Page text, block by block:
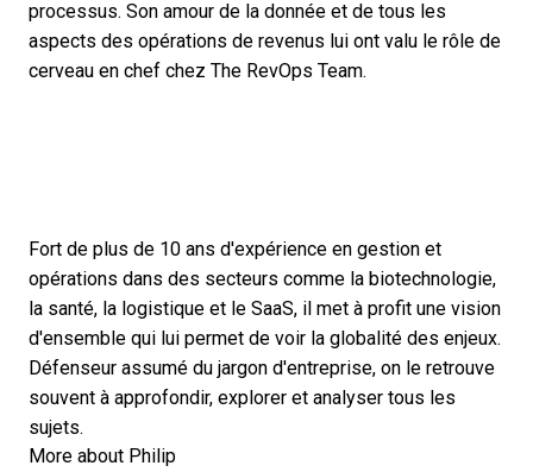
processus. Son amour de la donnée et de tous les
aspects des opérations de revenus lui ont valu le rôle de
cerveau en chef chez The RevOps Team.
Fort de plus de 10 ans d'expérience en gestion et
opérations dans des secteurs comme la biotechnologie,
la santé, la logistique et le SaaS, il met à profit une vision
d'ensemble qui lui permet de voir la globalité des enjeux.
Défenseur assumé du jargon d'entreprise, on le retrouve
souvent à approfondir, explorer et analyser tous les
sujets.
More about Philip